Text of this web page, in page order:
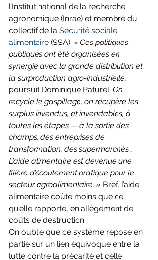
l’Institut national de la recherche
agronomique (Inrae) et membre du
collectif de la Sécurité sociale
alimentaire (SSA). « Ces politiques
publiques ont été organisées en
synergie avec la grande distribution et
la surproduction agro-industrielle,
poursuit Dominique Paturel. On
recycle le gaspillage, on récupère les
surplus invendus, et invendables, à
toutes les étapes — à la sortie des
champs, des entreprises de
transformation, des supermarchés…
L’aide alimentaire est devenue une
filière d’écoulement pratique pour le
secteur agroalimentaire. » Bref, l’aide
alimentaire coûte moins que ce
qu’elle rapporte, en allègement de
coûts de destruction.
On oublie que ce système repose en
partie sur un lien équivoque entre la
lutte contre la précarité et celle